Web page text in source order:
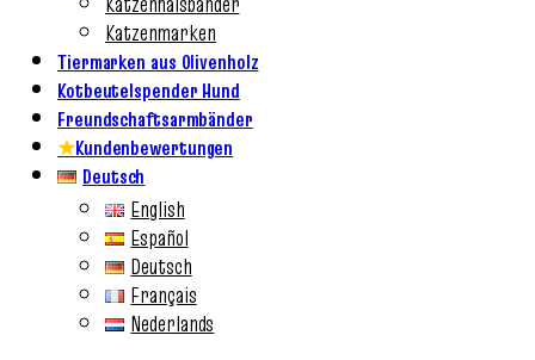
Katzenmarken
Tiermarken aus Olivenholz
Kotbeutelspender Hund
Freundschaftsarmbänder
★Kundenbewertungen
Deutsch
English
Español
Deutsch
Français
Nederlands